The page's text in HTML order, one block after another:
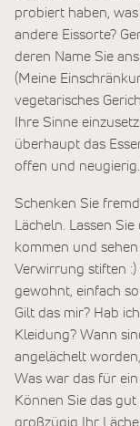
probiert haben,
andere Eissorte?
deren Name Sie
(Meine
vegetarisches
Ihre Sinne
überhaupt das
offen und
Schenken Sie
Lächeln. Lassen
kommen und
Verwirrung stiften
gewohnt, einfach
Gilt das mir? Hab
Kleidung? Wann
angelächelt
Was war das für
Können Sie das gut
großzügig Ihr